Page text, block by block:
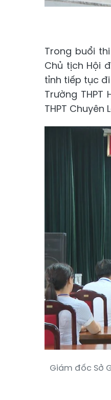
Trong buổi
Chủ tịch Hội
tỉnh tiếp tục
Trường THPT
THPT Chuyên
Giám đốc Sở